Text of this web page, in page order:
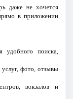
даже не хочется
в приложении
удобного поиска,
фото, отзывы
вокзалов и